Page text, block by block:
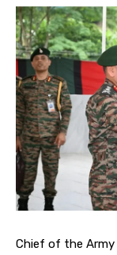
Chief of the Army